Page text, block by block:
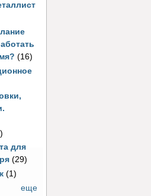
(16)
для
(29)
(1)
еще